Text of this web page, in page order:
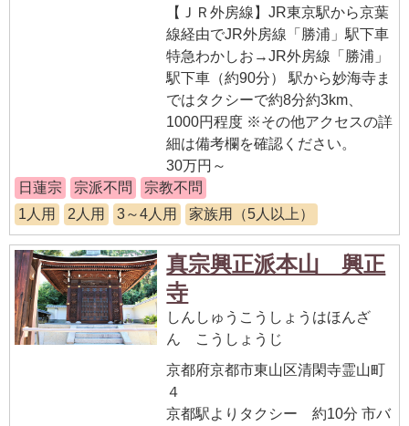
【ＪＲ外房線】JR東京駅から京葉
線経由でJR外房線「勝浦」駅下車
特急わかしお→JR外房線「勝浦」
駅下車（約90分） 駅から妙海寺ま
ではタクシーで約8分約3km、
1000円程度 ※その他アクセスの詳
細は備考欄を確認ください。
30万円～
日蓮宗
宗派不問
宗教不問
1人用
2人用 3～4人用 家族用（5人以上）
真宗興正派本山 興正
寺
しんしゅうこうしょうはほんざ
ん こうしょうじ
京都府京都市東山区清閑寺霊山町
４
京都駅よりタクシー 約10分 市バ